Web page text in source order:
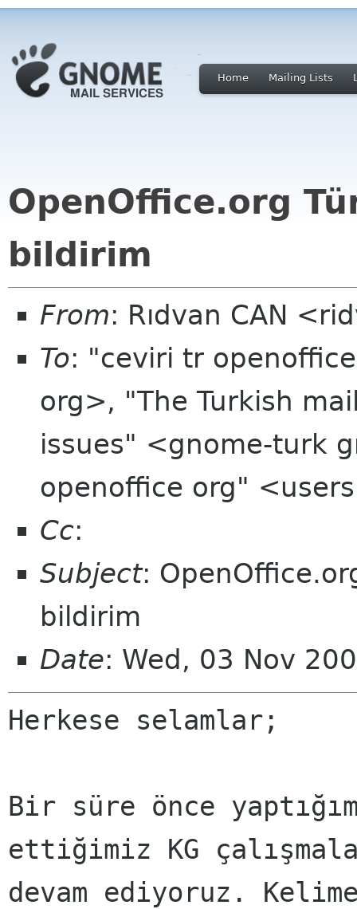
Home Mailing Lists
OpenOffice.org
bildirim
From: Rıdvan CAN
To: "ceviri tr
org>, "The Turkish
issues" <gnome-turk
openoffice org"
Cc:
Subject:
bildirim
Date: Wed, 03 Nov
Herkese selamlar;
Bir süre önce
ettiğimiz KG
devam ediyoruz.